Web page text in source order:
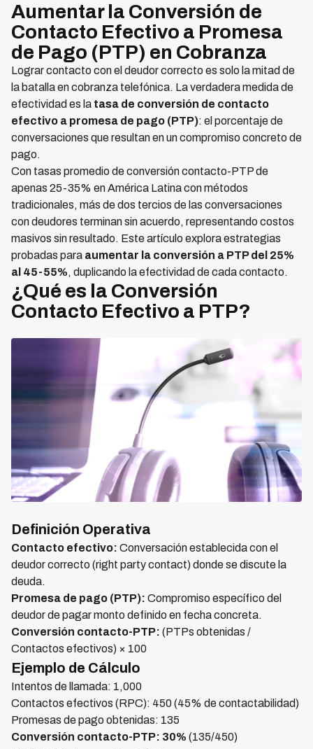
Aumentar la Conversión de
Contacto Efectivo a Promesa
de Pago (PTP) en Cobranza
Lograr contacto con el deudor correcto es solo la mitad de
la batalla en cobranza telefónica. La verdadera medida de
efectividad es la tasa de conversión de contacto
efectivo a promesa de pago (PTP): el porcentaje de
conversaciones que resultan en un compromiso concreto de
pago.
Con tasas promedio de conversión contacto-PTP de
apenas 25-35% en América Latina con métodos
tradicionales, más de dos tercios de las conversaciones
con deudores terminan sin acuerdo, representando costos
masivos sin resultado. Este artículo explora estrategias
probadas para aumentar la conversión a PTP del 25%
al 45-55%, duplicando la efectividad de cada contacto.
¿Qué es la Conversión
Contacto Efectivo a PTP?
Definición Operativa
Contacto efectivo: Conversación establecida con el
deudor correcto (right party contact) donde se discute la
deuda.
Promesa de pago (PTP): Compromiso específico del
deudor de pagar monto definido en fecha concreta.
Conversión contacto-PTP: (PTPs obtenidas /
Contactos efectivos) × 100
Ejemplo de Cálculo
Intentos de llamada: 1,000
Contactos efectivos (RPC): 450 (45% de contactabilidad)
Promesas de pago obtenidas: 135
Conversión contacto-PTP: 30% (135/450)